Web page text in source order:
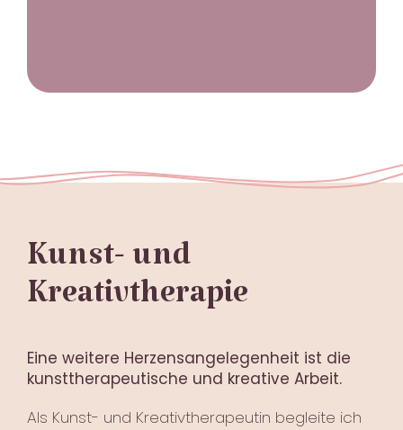
Kunst- und
Kreativtherapie
Eine weitere Herzensangelegenheit ist die
kunsttherapeutische und kreative Arbeit.
Als Kunst- und Kreativtherapeutin begleite ich